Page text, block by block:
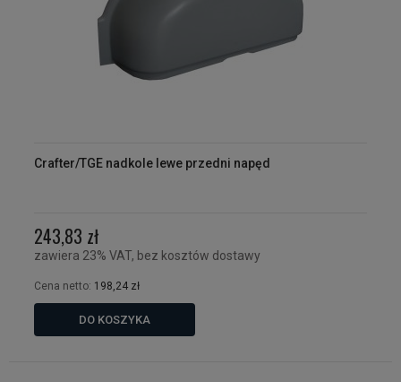
Crafter/TGE nadkole lewe przedni napęd
243,83 zł
zawiera 23% VAT, bez kosztów dostawy
Cena netto: 198,24 zł
DO KOSZYKA